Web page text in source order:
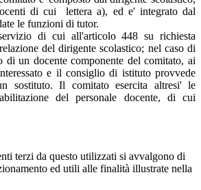
di cui lettera a), ed e' integrato dal
le funzioni di tutor.
di cui all'articolo 448 su richiesta
del dirigente scolastico; nel caso di
di un docente componente del comitato, ai
e il consiglio di istituto provvede
sostituto. Il comitato esercita altresi' le
del personale docente, di cui
terzi da questo utilizzati si avvalgono di
ed utili alle finalità illustrate nella